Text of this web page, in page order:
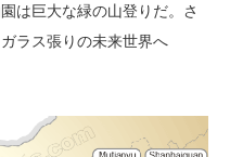
は巨大な緑の山登りだ。さ
ラス張りの未来世界へ